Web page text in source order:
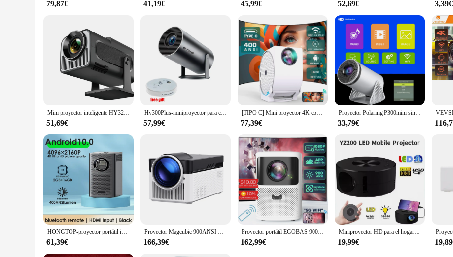
of complex configurations or compatibility issues.
The CREATIVE Sound BlasterX AE5 Plus is not just a sound card; it's a statement of style and functionality. Its sleek black design
doesn't take up unnecessary space. This sound card is the perfect addition to any gaming station, multimedia workstation, or home theater
none. Whether you're a professional audio engineer, a gaming enthusiast, or a multimedia content creator, the CREATIVE Sound BlasterX
experience.
79,87€ 41,19€ 45,99€ 52,69€ 3,39€
Mini proyector inteligente HY320 4K Android 11 Dual Wifi6 200 ANSI Allwinner H713 BT5.0 1080P 1980*1080P proyector de cine en casa para exteriores
51,69€
Hy300Plus-miniproyector para cine en casa, dispositivo con Android 11, 4K, Wifi6, 300ANSI, HD, Allwinner H713, BT5.0, 1080P, 1280x720P, para exteriores
57,99€
[TIPO C] Mini proyector 4K con WIFI y Bluetooth, BT5.2 Wifi6 4K HD 400ANSI Proyector portátil Proyector de vídeo de películas giratorio
77,39€
Proyector Polaring P300mini sin Android Proyector 150Ansi Cinema Home Keystone sin Proyector Android Proyector HDMI
33,79€
HONGTOP-proyector portátil inteligente S30MAX 4k, dispositivo con Android, Wifi, Bluetooth, de bolsillo, para exteriores, 4K, 9500L, Android 10,0
61,39€
Proyector Magcubic 900ANSI HY450 8K 4K nativo 1080P tiro ultracorto Allwinner H716 Offset automático BT5.4 WIFI6 asistente de voz
166,39€
Proyector portátil EGOBAS 900ANSI 4K 1080P con Wifi Bluetooth, Android WiFi 6 Bluetooth5.0 Auto Keystone HIFI proyector de películas
162,99€
Miniproyector HD para el hogar, reproductor multimedia con cable de Audio, LED YT200, portátil, 320x180, misma pantalla, para Android e IOS
19,99€